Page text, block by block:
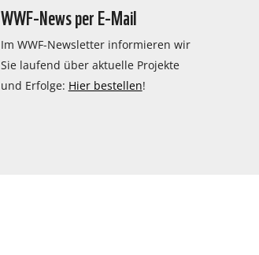
WWF-News per E-Mail
Im WWF-Newsletter informieren wir
Sie laufend über aktuelle Projekte
und Erfolge: Hier bestellen!